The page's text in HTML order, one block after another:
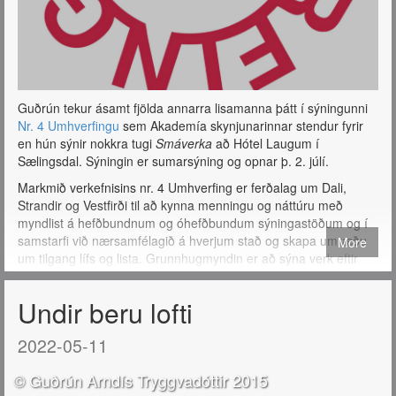
Guðrún tekur ásamt fjölda annarra lisamanna þátt í sýningunni
Nr. 4 Umhverfingu sem Akademía skynjunarinnar stendur fyrir
en hún sýnir nokkra tugi Smáverka að Hótel Laugum í
Sælingsdal. Sýningin er sumarsýning og opnar þ. 2. júlí.
Markmið verkefnisins nr. 4 Umhverfing er ferðalag um Dali,
Strandir og Vestfirði til að kynna menningu og náttúru með
myndlist á hefðbundnum og óhefðbundum sýningastöðum og í
samstarfi við nærsamfélagið á hverjum stað og skapa umræðu
um tilgang lífs og lista. Grunnhugmyndin er að sýna verk eftir
myndlistarmenn sem búa eða eiga ættir eða tengsl að rekja til
More
Undir beru lofti
2022-05-11
© Guðrún Arndís Tryggvadóttir 2015